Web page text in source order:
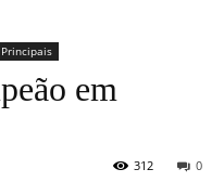
Principais
em
0
312